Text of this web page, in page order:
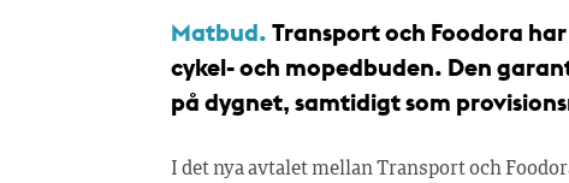
Matbud. Transport och Foodora
cykel- och mopedbuden. Den
på dygnet, samtidigt som
I det nya avtalet mellan Transport och